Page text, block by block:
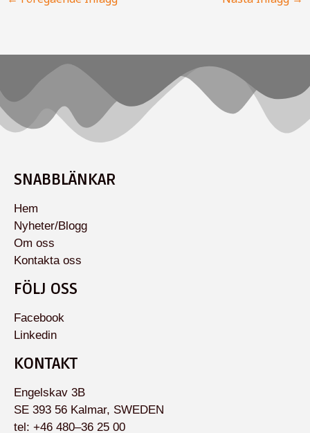
SNABBLÄNKAR
Hem
Nyheter/Blogg
Om oss
Kontakta oss
FÖLJ OSS
Facebook
Linkedin
KONTAKT
Engelskav 3B
SE 393 56 Kalmar, SWEDEN
tel: +46 480–36 25 00